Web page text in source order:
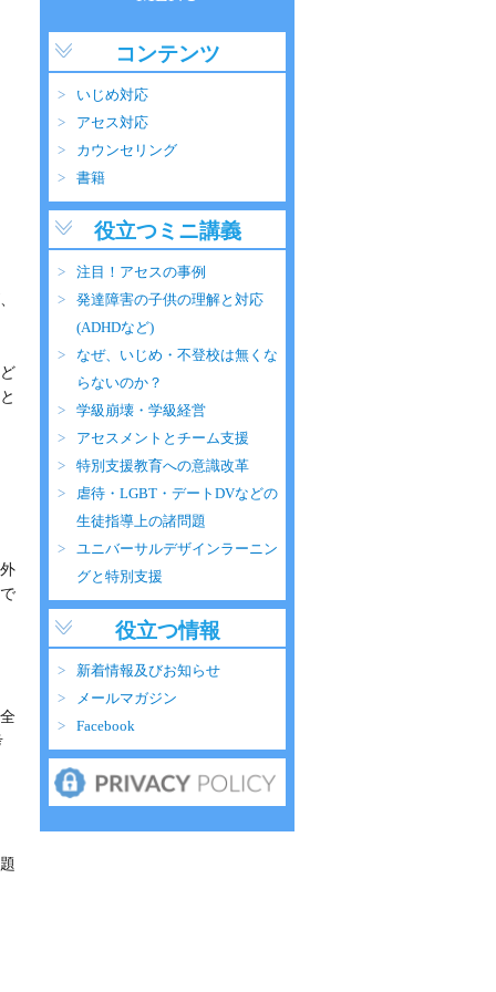
コンテンツ
いじめ対応
アセス対応
カウンセリング
書籍
役立つミニ講義
注目！アセスの事例
発達障害の子供の理解と対応
(ADHDなど)
なぜ、いじめ・不登校は無くな
らないのか？
学級崩壊・学級経営
アセスメントとチーム支援
特別支援教育への意識改革
虐待・LGBT・デートDVなどの
生徒指導上の諸問題
ユニバーサルデザインラーニン
グと特別支援
役立つ情報
新着情報及びお知らせ
メールマガジン
Facebook